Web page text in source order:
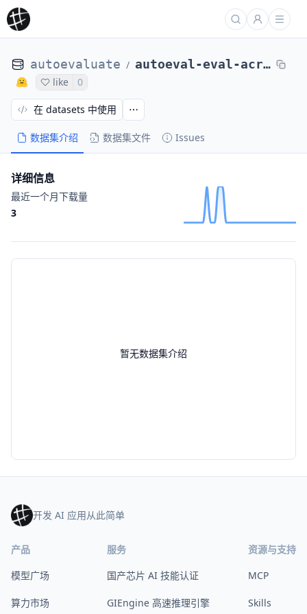
autoevaluate / autoeval-eval-acronym_identification-default-7a8989-50280145296
like 0
数据集介绍 数据集文件 Issues
在 datasets 中使用
暂无数据集介绍
详细信息
最近一个月下载量
3
开发 AI 应用从此简单
产品
模型广场
算力市场
服务
国产芯片 AI 技能认证
GIEngine 高速推理引擎
资源与支持
MCP
Skills